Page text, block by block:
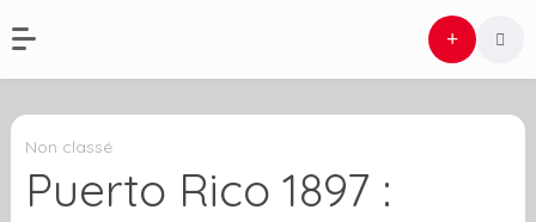
Non classé
Puerto Rico 1897 :